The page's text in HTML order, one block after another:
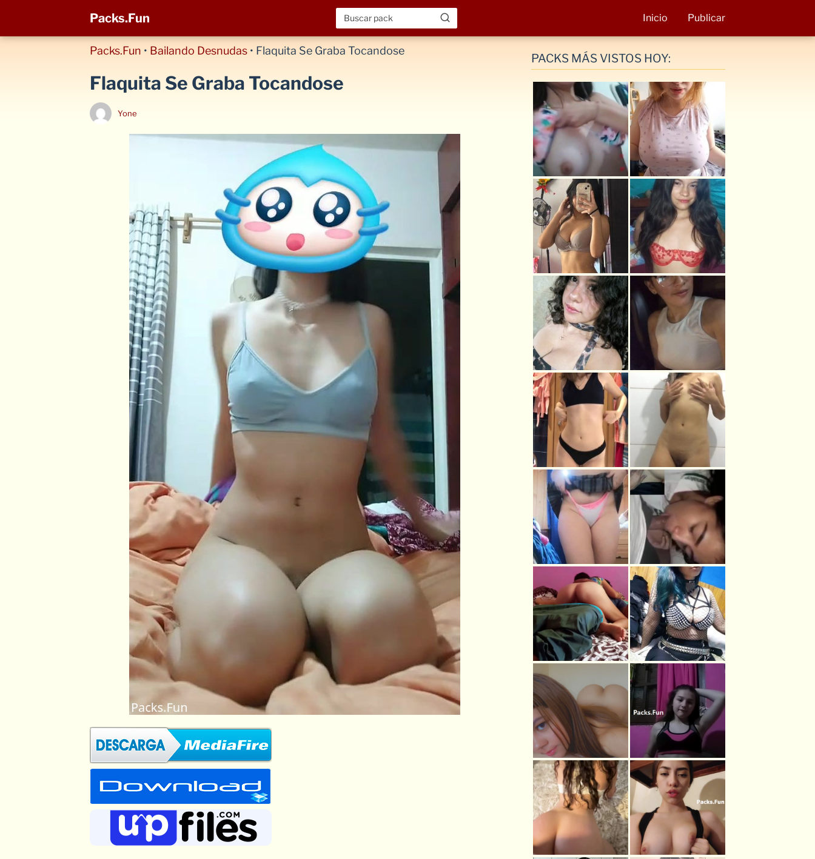
Packs.Fun Inicio Publicar
Packs.Fun • Bailando Desnudas • Flaquita Se Graba Tocandose
Flaquita Se Graba Tocandose
Yone
PACKS MÁS VISTOS HOY: